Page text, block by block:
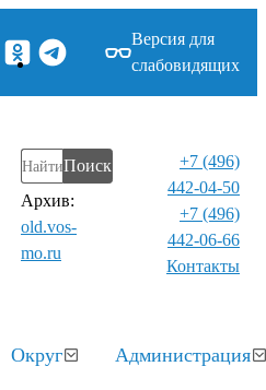
Версия для
слабовидящих
Поиск
Архив:
old.vos-
mo.ru
+7 (496)
442-04-50
+7 (496)
442-06-66
Контакты⁠
Округ Администрация